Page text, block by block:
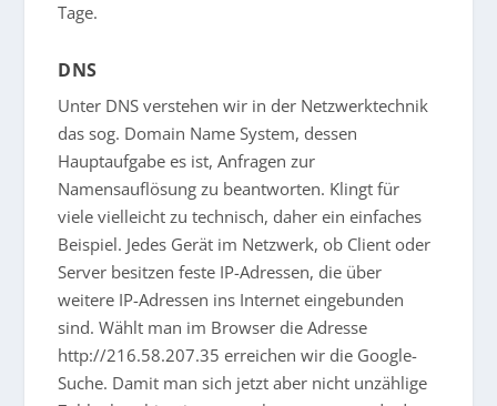
Tage.
DNS
Unter DNS verstehen wir in der Netzwerktechnik
das sog. Domain Name System, dessen
Hauptaufgabe es ist, Anfragen zur
Namensauflösung zu beantworten. Klingt für
viele vielleicht zu technisch, daher ein einfaches
Beispiel. Jedes Gerät im Netzwerk, ob Client oder
Server besitzen feste IP-Adressen, die über
weitere IP-Adressen ins Internet eingebunden
sind. Wählt man im Browser die Adresse
http://216.58.207.35 erreichen wir die Google-
Suche. Damit man sich jetzt aber nicht unzählige